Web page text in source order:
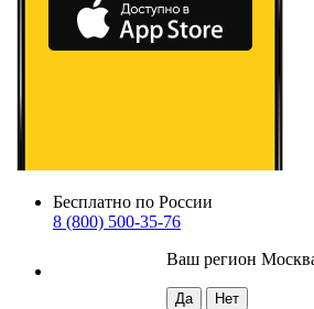
Бесплатно по России
8 (800) 500-35-76
Ваш регион